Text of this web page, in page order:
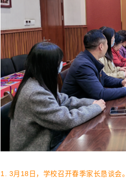
1. 3月18日，学校召开春季家长恳谈会。